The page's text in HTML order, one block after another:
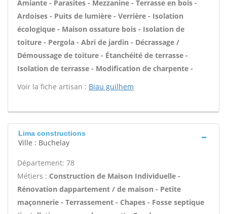
Amiante - Parasites - Mezzanine - Terrasse en bois -
Ardoises - Puits de lumière - Verrière - Isolation
écologique - Maison ossature bois - Isolation de
toiture - Pergola - Abri de jardin - Décrassage /
Démoussage de toiture - Étanchéité de terrasse -
Isolation de terrasse - Modification de charpente -
Voir la fiche artisan : Biau guilhem
Lima constructions
Ville : Buchelay
Département: 78
Métiers : Construction de Maison Individuelle -
Rénovation dappartement / de maison - Petite
maçonnerie - Terrassement - Chapes - Fosse septique